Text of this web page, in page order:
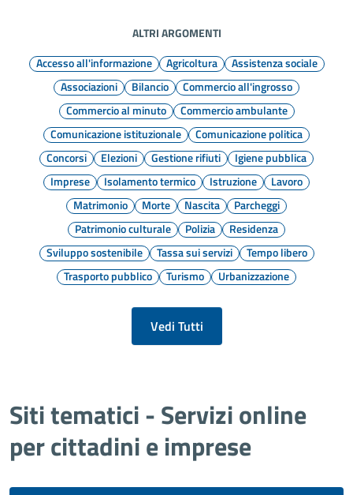
ALTRI ARGOMENTI
Accesso all'informazione
Agricoltura
Assistenza sociale
Associazioni
Bilancio
Commercio all'ingrosso
Commercio al minuto
Commercio ambulante
Comunicazione istituzionale
Comunicazione politica
Concorsi
Elezioni Gestione rifiuti
Igiene pubblica
Imprese
Isolamento termico Istruzione
Lavoro
Matrimonio
Morte Nascita
Parcheggi
Patrimonio culturale
Polizia
Residenza
Sviluppo sostenibile
Tassa sui servizi
Tempo libero
Trasporto pubblico
Turismo Urbanizzazione
Vedi Tutti
Siti tematici - Servizi online
per cittadini e imprese